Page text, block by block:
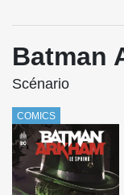
Batman
Scénario
COMICS